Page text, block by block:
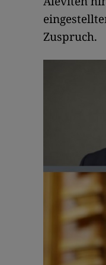
Zuspruch.